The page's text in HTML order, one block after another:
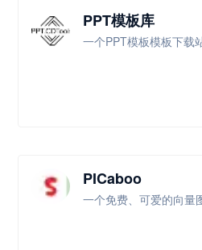
PPT模板库
一个PPT模板模板下载
PICaboo
一个免费、可爱的向量